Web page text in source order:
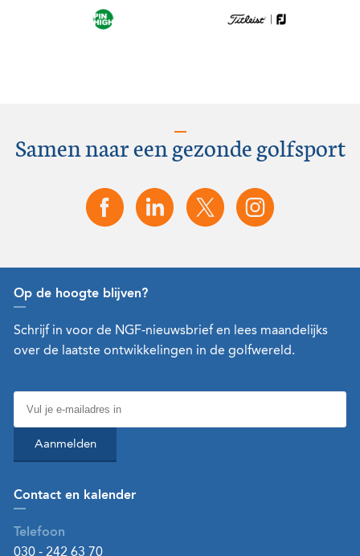
Samen naar een gezonde golfsport
Op de hoogte blijven?
Schrijf in voor de NGF-nieuwsbrief en lees maandelijks
over de laatste ontwikkelingen in de golfwereld.
Aanmelden
Contact en kalender
Telefoon
030 - 242 63 70